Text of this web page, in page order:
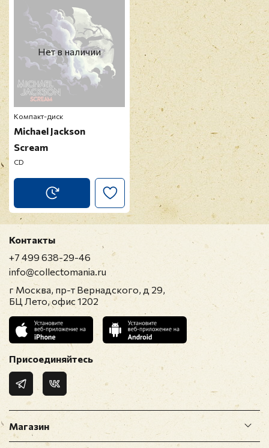
Нет в наличии
Компакт-диск
Michael Jackson
Scream
CD
Магазин
Контакты
+7 499 638-29-46
info@collectomania.ru
г Москва, пр-т Вернадского, д 29,
БЦ Лето, офис 1202
Присоединяйтесь